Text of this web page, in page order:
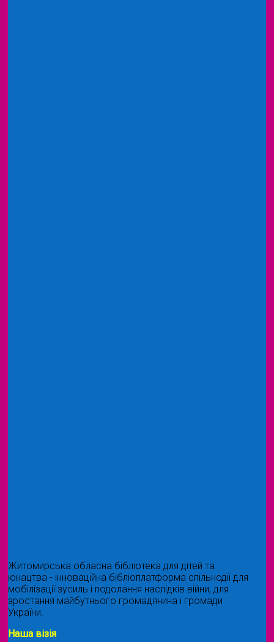
Житомирська обласна бібліотека для дітей та
юнацтва - інноваційна бібліоплатформа спільнодії для
мобілізації зусиль і подолання наслідків війни, для
зростання майбутнього громадянина і громади
України.
Наша візія